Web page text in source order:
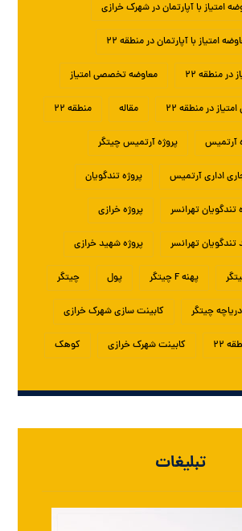
امتیاز با آپارتمان در شهرک خرازی
امتیاز با آپارتمان در منطقه ۲۲
در منطقه ۲۲ معاوضه تخصصی امتیاز
در منطقه ۲۲ مقاله منطقه ۲۲
آرتمیس پروژه آرتمیس چیتگر
اداری آرتمیس پروژه تندگویان
تندگویان تهرانسر پروژه خرازی
تهرانسر پروژه شهید خرازی
پهنه F چیتگر پول چیتگر
چیتگر کابینت سازی شهرک خرازی
۲۲ کابینت شهرک خرازی کوهک
تبلیغات